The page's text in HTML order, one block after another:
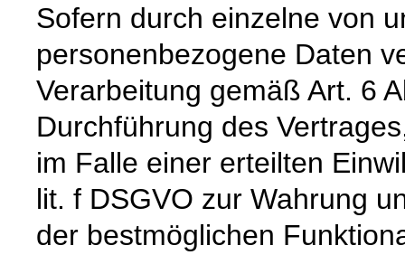
Sofern durch einzelne von
personenbezogene Daten
Verarbeitung gemäß Art. 6
Durchführung des
im Falle einer erteilten
lit. f DSGVO zur Wahrung
der bestmöglichen